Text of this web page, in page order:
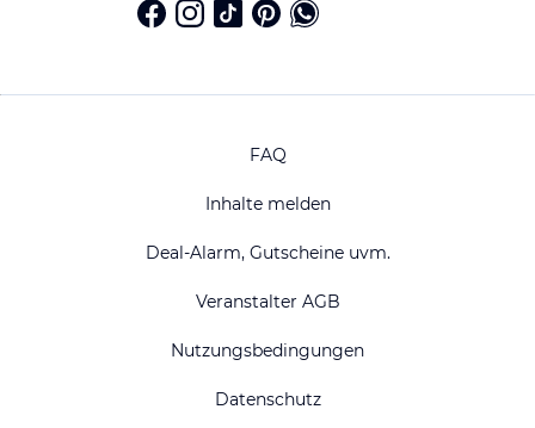
FAQ
Inhalte melden
Deal-Alarm, Gutscheine uvm.
Veranstalter AGB
Nutzungsbedingungen
Datenschutz